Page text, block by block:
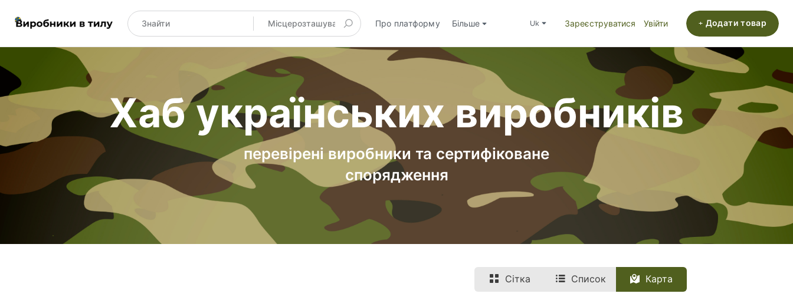
Про платформу Більше uk Зареєструватися Увійти + Додати товар
Хаб українських виробників
перевірені виробники та сертифіковане
спорядження
Сітка Список Карта